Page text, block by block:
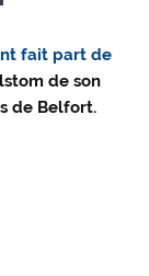
fait part de
de son
de Belfort.